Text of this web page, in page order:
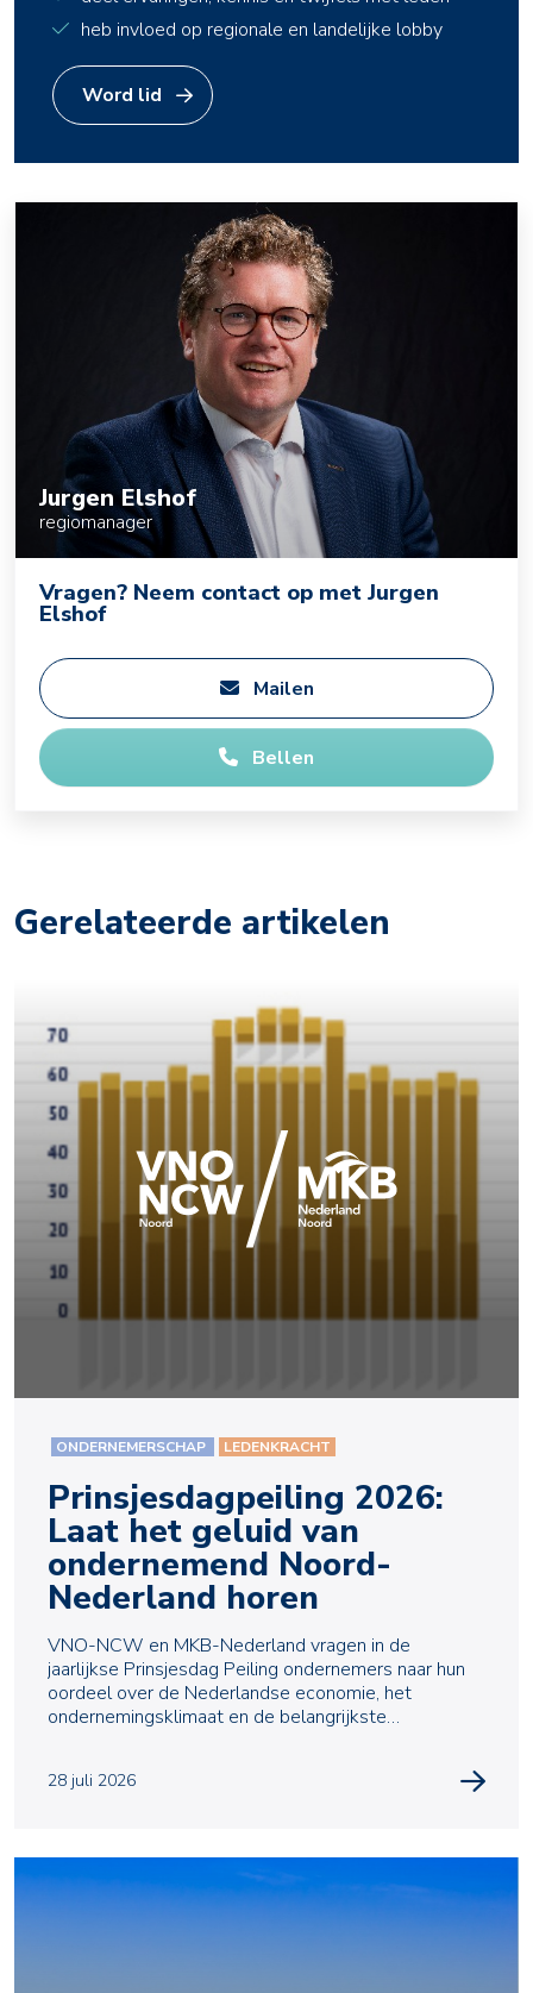
heb invloed op regionale en landelijke lobby
Word lid
Jurgen Elshof
regiomanager
Vragen? Neem contact op met Jurgen
Elshof
Mailen
Bellen
Gerelateerde artikelen
ONDERNEMERSCHAP LEDENKRACHT
Prinsjesdagpeiling 2026:
Laat het geluid van
ondernemend Noord-
Nederland horen
VNO-NCW en MKB-Nederland vragen in de
jaarlijkse Prinsjesdag Peiling ondernemers naar hun
oordeel over de Nederlandse economie, het
ondernemingsklimaat en de belangrijkste
28 juli 2026